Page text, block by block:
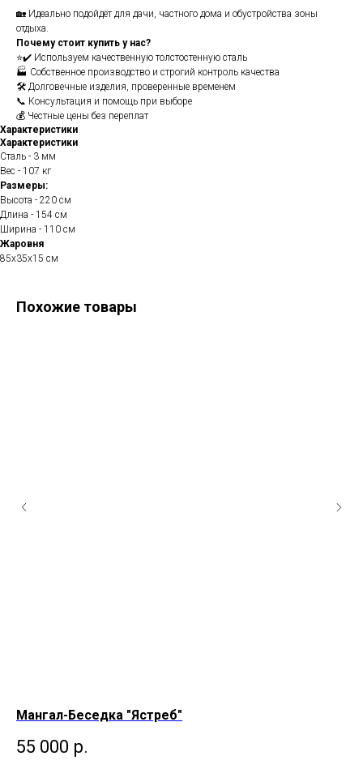
🏡 Идеально подойдёт для дачи, частного дома и обустройства зоны
отдыха.
Почему стоит купить у нас?
⭐✔️ Используем качественную толстостенную сталь
🏭 Собственное производство и строгий контроль качества
🛠️ Долговечные изделия, проверенные временем
📞 Консультация и помощь при выборе
💰 Честные цены без переплат
Характеристики
Характеристики
Сталь - 3 мм
Вес - 107 кг
Размеры:
Высота - 220 см
Длина - 154 см
Ширина - 110 см
Жаровня
85х35х15 см
Похожие товары
Мангал-Беседка "Ястреб"
55 000 р.